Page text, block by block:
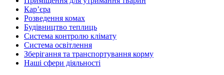
Кар’єра
Розведення комах
Будівництво теплиць
Система контролю клімату
Система освітлення
Зберігання та транспортування корму
Наші сфери діяльності